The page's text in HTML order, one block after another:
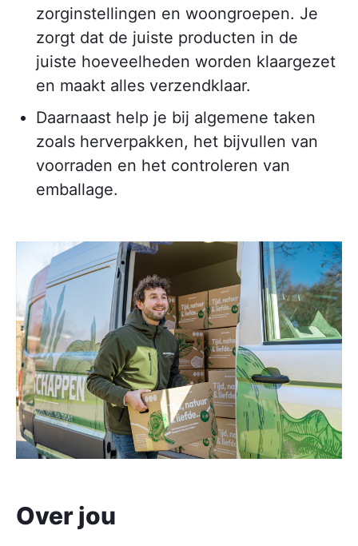
zorginstellingen en woongroepen. Je
zorgt dat de juiste producten in de
juiste hoeveelheden worden klaargezet
en maakt alles verzendklaar.
Daarnaast help je bij algemene taken
zoals herverpakken, het bijvullen van
voorraden en het controleren van
emballage.
Over jou